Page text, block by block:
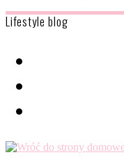
Lifestyle blog